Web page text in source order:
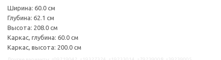
Ширина: 60.0 см
Глубина: 62.1 см
Высота: 208.0 см
Каркас, глубина: 60.0 см
Каркас, высота: 200.0 см